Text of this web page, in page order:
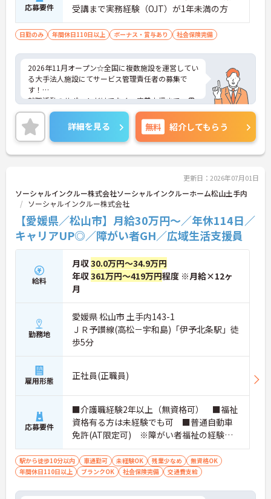
応募要件
受講まで実務経験（OJT）が1年未満の方
日勤のみ 年間休日110日以上 ボーナス・賞与あり 社会保険完備
2026年11月オープン☆全国に複数施設を運営してい
る大手法人施設にてサービス管理責任者の募集で
す！
就職活動のサポートだけでなく、定着支援まで一貫
して関われる点が魅力で、利用者一人ひとりの特性
や希望に寄り添った支援を大切にしています。研修
や学びの機会も豊富で、未経験からでも安心して成
長できる、やりがいのある職場です◎ご興味のある
方には、面接対策ポイントなど、さらに詳細をお話
詳細を見る 無料 紹介してもらう
更新日：2026年07月01日
ソーシャルインクルー株式会社ソーシャルインクルーホーム松山土手内
ソーシャルインクルー株式会社
【愛媛県／松山市】月給30万円～／年休114日／
キャリアUP◎／障がい者GH／広域生活支援員
給料
月収30.0万円～34.9万円
年収361万円～419万円程度 ※月給×12ヶ
月
勤務地
愛媛県 松山市 土手内143-1
ＪＲ予讃線(高松－宇和島)「伊予北条駅」徒
歩5分
雇用形態 正社員(正職員)
応募要件
■介護職経験2年以上（無資格可） ■福祉
資格有る方は未経験でも可 ■普通自動車
免許(AT限定可) ※障がい者福祉の経験は
不問です。※実務経験2年以上の方、障がい
者福祉に関する経験をお持ちの方大歓迎
駅から徒歩10分以内 車通勤可 未経験OK 残業少なめ
無資格OK
年間休日110日以上
ブランクOK 社会保険完備 交通費支給